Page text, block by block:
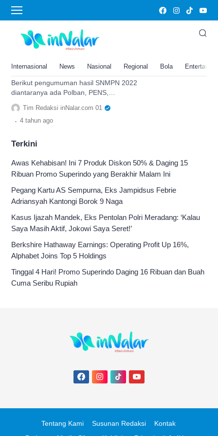
Internasional News Nasional Regional Bola
Polinema
Berikut Link Pengumuman Hasil
SNMPN atau Seleksi Nasional
35 Politeknik Negeri
Berikut pengumuman hasil SNMPN 2022
diantaranya ada Polban, PENS,
POLINEMA, PNUP, PNJ, PPNP,
POLIPANGKEP, Politeknik Negeri Bali
Tim Redaksi inNalar.com 01
. 4 tahun ago
Terkini
Awas Kehabisan! Ini 7 Produk Diskon 50% & Daging 15
Ribuan Promo Superindo yang Berakhir Malam Ini
Pegang Kartu AS Sempurna, Eks Jampidsus Febrie
Adriansyah Kantongi Borok 9 Naga
Kasus Ijazah Mandek, Eks Pentolan Polri Meradang: ‘Kalau
Saya Masih Aktif, Jokowi Saya Seret!’
Berkshire Hathaway Earnings: Operating Profit Up 16%,
Alphabet Joins Top 5 Holdings
Tinggal 4 Hari! Promo Superindo Daging 16 Ribuan dan Buah
Cuma Seribu Rupiah
Tentang Kami Susunan Redaksi
Kontak